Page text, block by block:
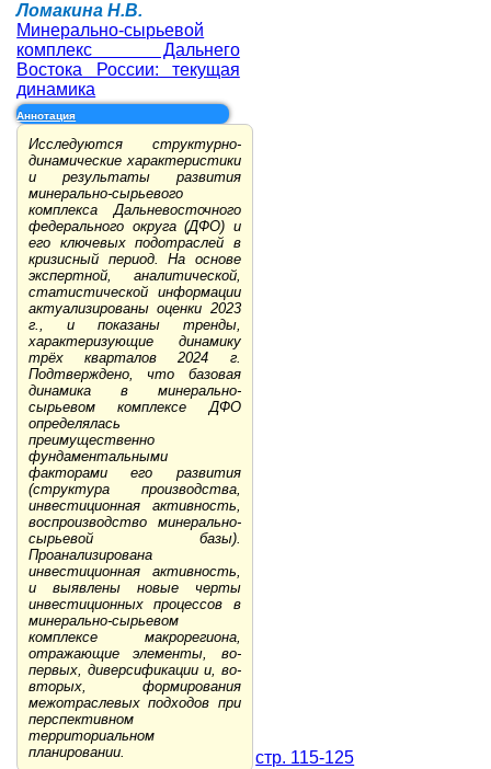
Ломакина Н.В.
Минерально-сырьевой
комплекс Дальнего
Востока России: текущая
динамика
Аннотация
Исследуются структурно-
динамические характеристики
и результаты развития
минерально-сырьевого
комплекса Дальневосточного
федерального округа (ДФО) и
его ключевых подотраслей в
кризисный период. На основе
экспертной, аналитической,
статистической информации
актуализированы оценки 2023
г., и показаны тренды,
характеризующие динамику
трёх кварталов 2024 г.
Подтверждено, что базовая
динамика в минерально-
сырьевом комплексе ДФО
определялась
преимущественно
фундаментальными
факторами его развития
(структура производства,
инвестиционная активность,
воспроизводство минерально-
сырьевой базы).
Проанализирована
инвестиционная активность,
и выявлены новые черты
инвестиционных процессов в
минерально-сырьевом
комплексе макрорегиона,
отражающие элементы, во-
первых, диверсификации и, во-
вторых, формирования
межотраслевых подходов при
перспективном
территориальном
планировании.
стр. 115-125